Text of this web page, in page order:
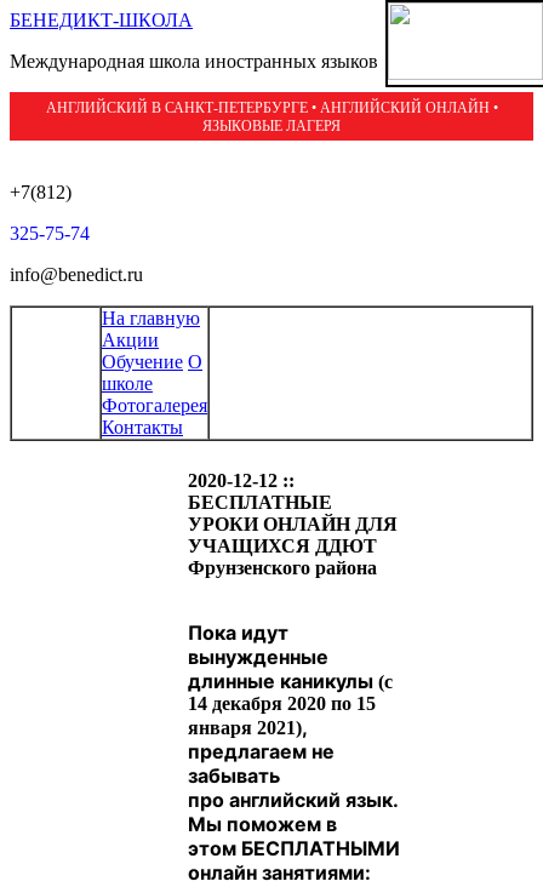
БЕНЕДИКТ-ШКОЛА
Международная школа иностранных языков
АНГЛИЙСКИЙ В САНКТ-ПЕТЕРБУРГЕ • АНГЛИЙСКИЙ ОНЛАЙН •
ЯЗЫКОВЫЕ ЛАГЕРЯ
+7(812)
325-75-74
info@benedict.ru
На главную
Акции
Обучение О
школе
Фотогалерея
Контакты
2020-12-12 ::
БЕСПЛАТНЫЕ
УРОКИ ОНЛАЙН ДЛЯ
УЧАЩИХСЯ ДДЮТ
Фрунзенского района
Пока идут
вынужденные
длинные каникулы (с
14 декабря 2020 по 15
января 2021),
предлагаем не
забывать
про английский язык.
Мы поможем в
этом БЕСПЛАТНЫМИ
онлайн занятиями: